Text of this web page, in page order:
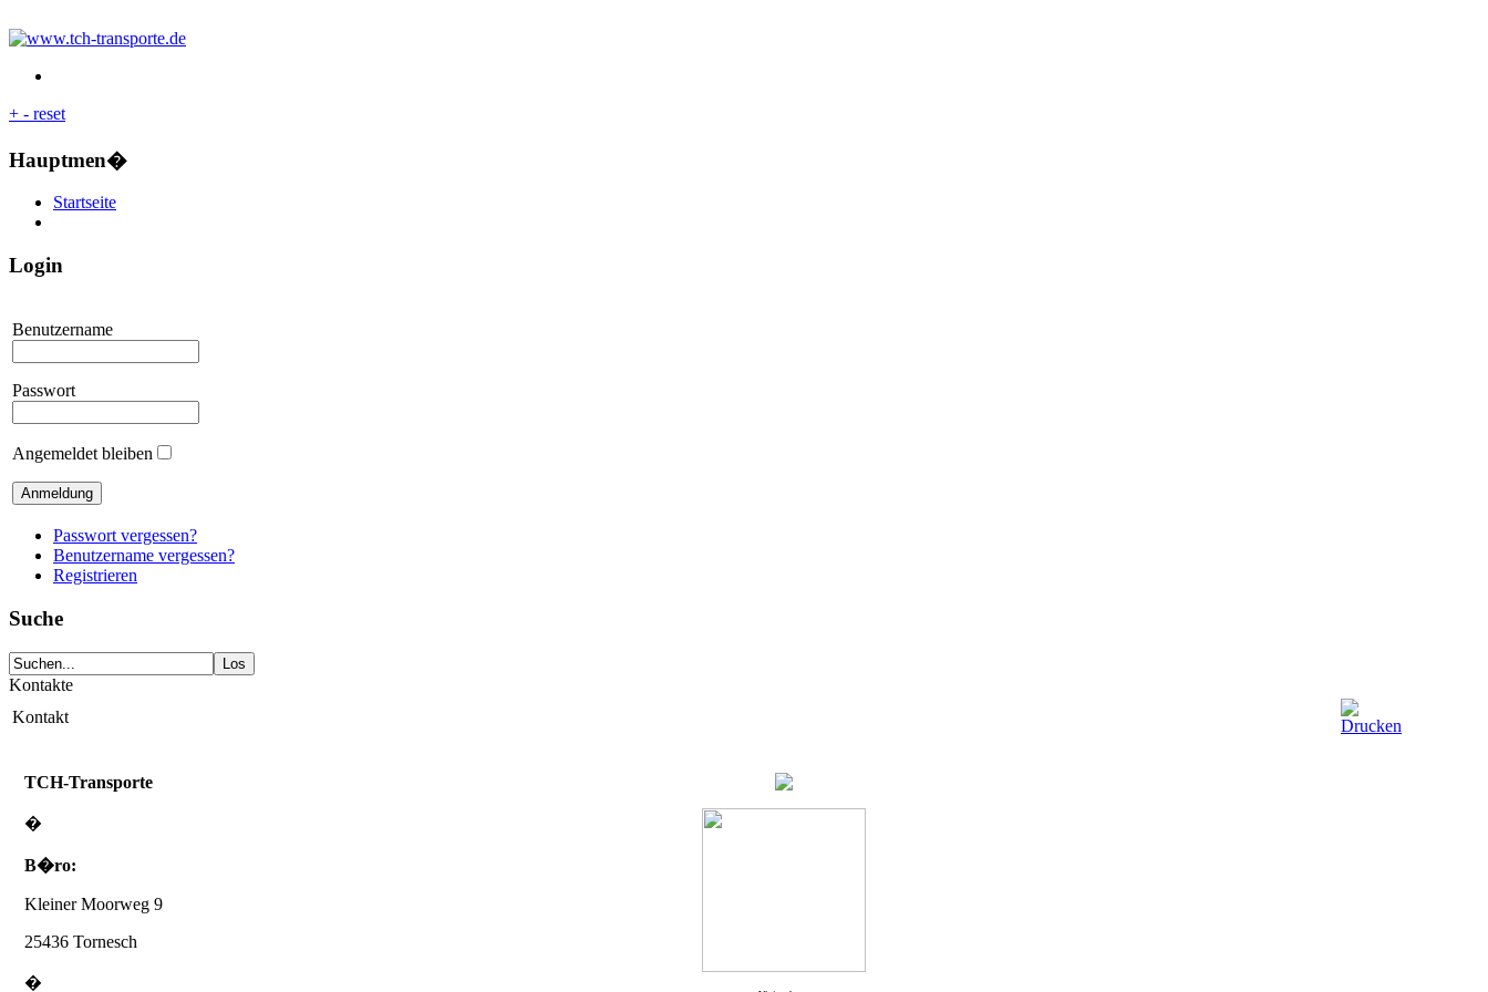
+ - reset
Hauptmen�
Startseite
Login
Benutzername
Passwort
Angemeldet bleiben
Passwort vergessen?
Benutzername vergessen?
Registrieren
Suche
Kontakte
Kontakt
TCH-Transporte
�
B�ro:
Kleiner Moorweg 9
25436 Tornesch
�